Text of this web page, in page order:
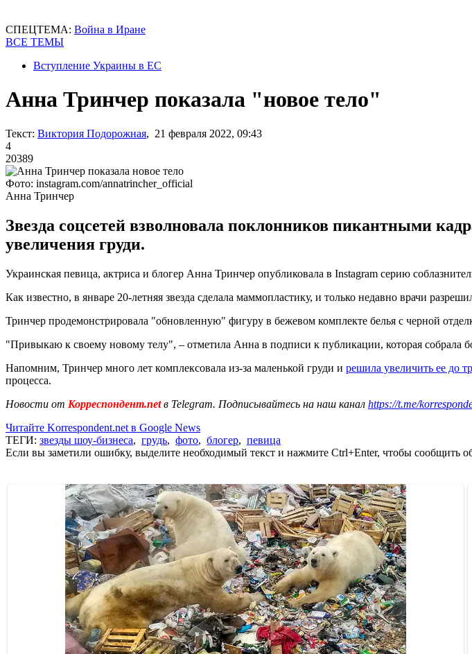
СПЕЦТЕМА: Война в Иране
ВСЕ ТЕМЫ
Вступление Украины в ЕС
Анна Тринчер показала "новое тело"
Текст: Виктория Подорожная, 21 февраля 2022, 09:43
4
20389
Фото: instagram.com/annatrincher_official
Анна Тринчер
Звезда соцсетей взволновала поклонников пикантными
увеличения груди.
Украинская певица, актриса и блогер Анна Тринчер опубликовала в Instagram серию
Как известно, в январе 20-летняя звезда сделала маммопластику, и только недавно врачи
Тринчер продемонстрировала "обновленную" фигуру в бежевом комплекте белья с черной
"Привыкаю к своему новому телу", – отметила Анна в подписи к публикации, которая собрала
Напомним, Тринчер много лет комплексовала из-за маленькой груди и решила увеличить ее до
процесса.
Новости от Корреспондент.netв Telegram. Подписывайтесь на наш канал https://t.me/
Читайте Korrespondent.net в Google News
ТЕГИ: звезды шоу-бизнеса, грудь, фото, блогер, певица
Если вы заметили ошибку, выделите необходимый текст и нажмите Ctrl+Enter, чтобы сообщить